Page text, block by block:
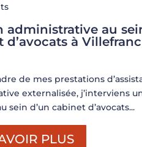
administrative au
d’avocats à
de mes prestations
externalisée, j’interviens
sein d’un cabinet d’avocats...
PLUS